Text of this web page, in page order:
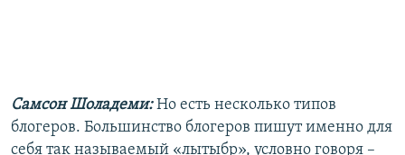
Самсон Шоладеми:Но есть несколько типов
блогеров. Большинство блогеров пишут именно для
себя так называемый «лытыбр», условно говоря –